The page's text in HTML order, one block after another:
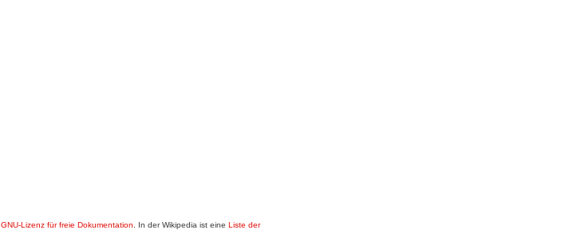
GNU-Lizenz für freie Dokumentation . In der Wikipedia ist eine Liste der